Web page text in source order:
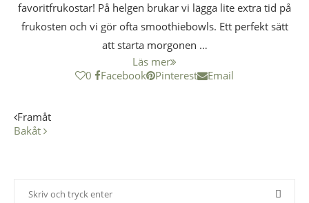
favoritfrukostar! På helgen brukar vi lägga lite extra tid på
frukosten och vi gör ofta smoothiebowls. Ett perfekt sätt
att starta morgonen …
Läs mer
0
Facebook Pinterest Email
Framåt
Bakåt